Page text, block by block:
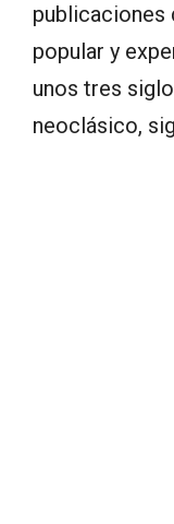
publicaciones
popular y
unos tres
neoclásico,